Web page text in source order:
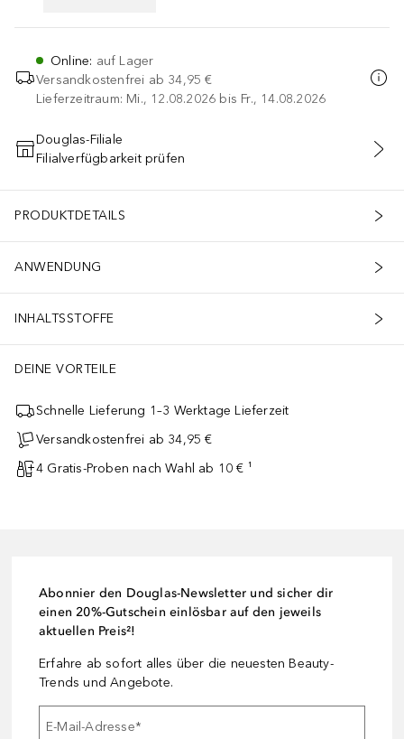
Online: auf Lager
Versandkostenfrei ab 34,95 €
Lieferzeitraum: Mi., 12.08.2026 bis Fr., 14.08.2026
IN DEN WARENKORB
Douglas-Filiale
Filialverfügbarkeit prüfen
PRODUKTDETAILS
ANWENDUNG
INHALTSSTOFFE
DEINE VORTEILE
Schnelle Lieferung 1–3 Werktage Lieferzeit
Versandkostenfrei ab 34,95 €
4 Gratis-Proben nach Wahl ab 10 € ¹
Abonnier den Douglas-Newsletter und sicher dir
einen 20%-Gutschein einlösbar auf den jeweils
aktuellen Preis²!
Erfahre ab sofort alles über die neuesten Beauty-
Trends und Angebote.
E-Mail-Adresse*